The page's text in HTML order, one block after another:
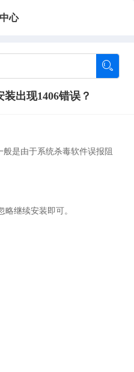
心
出现1406错误？
是由于系统杀毒软件误报阻
继续安装即可。